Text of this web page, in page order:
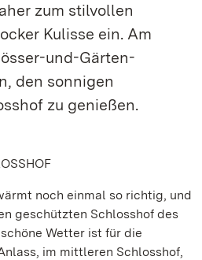
zum stilvollen
Kulisse ein. Am
und-Gärten-
den sonnigen
zu genießen.
noch einmal so richtig, und
geschützten Schlosshof des
Wetter ist für die
im mittleren Schlosshof,